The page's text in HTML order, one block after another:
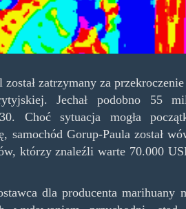
zatrzymany za
Jechał podobno 55
Choć sytuacja mogła
Gorup-Paula został
którzy znaleźli warte 70.000
dla producenta marihuany